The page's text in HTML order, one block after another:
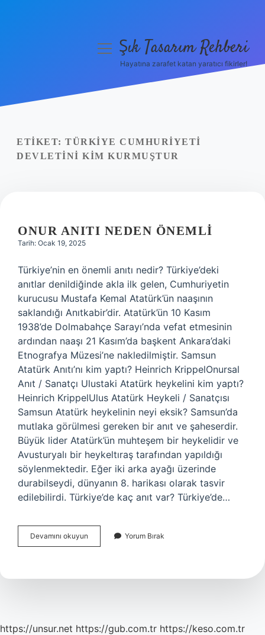
Yasal Uyarı
menüyüŞık Tasarım Rehberi
Hayatına zarafet katan yaratıcı fikirler!
ETIKET: TÜRKIYE CUMHURIYETI
DEVLETINI KIM KURMUŞTUR
ONUR ANITI NEDEN ÖNEMLI
Tarih: Ocak 19, 2025
Türkiye’nin en önemli anıtı nedir? Türkiye’deki
anıtlar denildiğinde akla ilk gelen, Cumhuriyetin
kurucusu Mustafa Kemal Atatürk’ün naaşının
saklandığı Anıtkabir’dir. Atatürk’ün 10 Kasım
1938’de Dolmabahçe Sarayı’nda vefat etmesinin
ardından naaşı 21 Kasım’da başkent Ankara’daki
Etnografya Müzesi’ne nakledilmiştir. Samsun
Atatürk Anıtı’nı kim yaptı? Heinrich KrippelOnursal
Anıt / Sanatçı Ulustaki Atatürk heykelini kim yaptı?
Heinrich KrippelUlus Atatürk Heykeli / Sanatçısı
Samsun Atatürk heykelinin neyi eksik? Samsun’da
mutlaka görülmesi gereken bir anıt ve şaheserdir.
Büyük lider Atatürk’ün muhteşem bir heykelidir ve
Avusturyalı bir heykeltıraş tarafından yapıldığı
söylenmektedir. Eğer iki arka ayağı üzerinde
durabilseydi, dünyanın 8. harikası olarak tasvir
edilebilirdi. Türkiye’de kaç anıt var? Türkiye’de…
Devamını okuyun
Anıtı
Yorum Bırak
https://unsur.net https://gub.com.tr https://keso.com.tr